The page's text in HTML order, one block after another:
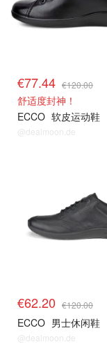
€77.44 €120.00
舒适度封神！
ECCO 软皮运动鞋
@dealmoon.de
€62.20 €120.00
ECCO 男士休闲鞋
@dealmoon.de